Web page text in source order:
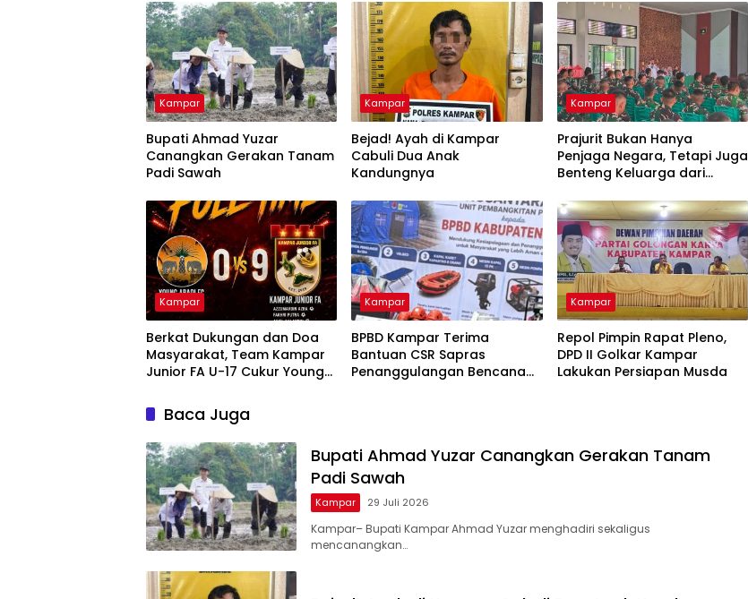
Kampar
Bupati Ahmad Yuzar
Canangkan Gerakan Tanam
Padi Sawah
Kampar
Bejad! Ayah di Kampar
Cabuli Dua Anak
Kandungnya
Kampar
Prajurit Bukan Hanya
Penjaga Negara, Tetapi Juga
Benteng Keluarga dari
Kampar
Berkat Dukungan dan Doa
Masyarakat, Team Kampar
Junior FA U-17 Cukur Young
Soeratin
Kampar
BPBD Kampar Terima
Bantuan CSR Sapras
Penanggulangan Bencana
Kampar
Repol Pimpin Rapat Pleno,
DPD II Golkar Kampar
Lakukan Persiapan Musda
Baca Juga
Bupati Ahmad Yuzar Canangkan Gerakan Tanam
Padi Sawah
Kampar 29 Juli 2026
Kampar– Bupati Kampar Ahmad Yuzar menghadiri sekaligus
mencanangkan…